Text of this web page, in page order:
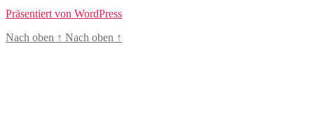
Präsentiert von WordPress
Nach oben ↑ Nach oben ↑